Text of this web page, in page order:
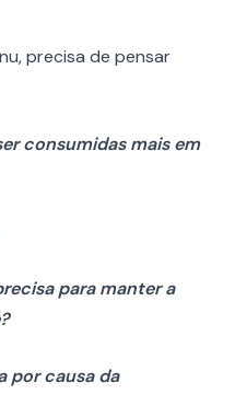
precisa de pensar
consumidas mais em
para manter a
por causa da